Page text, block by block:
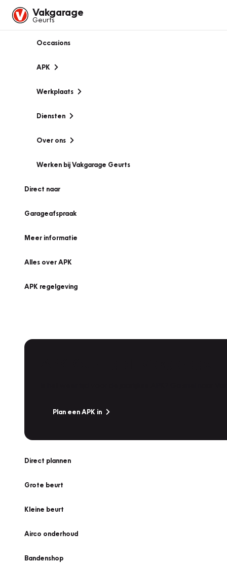
Vakgarage
Geurts
Occasions
APK
Werkplaats
Diensten
Over ons
Werken bij Vakgarage Geurts
Direct naar
Garageafspraak
Meer informatie
Alles over APK
APK regelgeving
Plan een APK in
Direct plannen
Grote beurt
Kleine beurt
Airco onderhoud
Bandenshop